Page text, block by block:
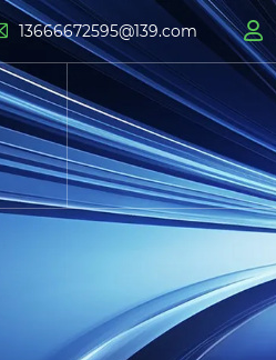
13666672595@139.com 